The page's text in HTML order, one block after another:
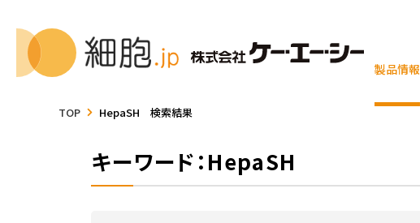
製品情報
TOP HepaSH 検索結果
キーワード：HepaSH